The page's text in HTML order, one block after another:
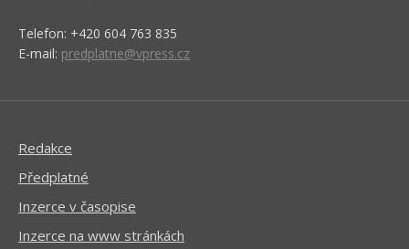
Telefon: +420 604 763 835
E-mail: predplatne@vpress.cz
Redakce
Předplatné
Inzerce v časopise
Inzerce na www stránkách